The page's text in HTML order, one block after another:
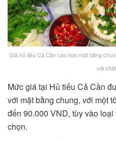
Giá hủ tiếu Cả Cần cao hơn mặt bằng
với
Mức giá tại Hủ tiếu Cả Cần
với mặt bằng chung, với một
đến 90.000 VND, tùy vào
chọn​.